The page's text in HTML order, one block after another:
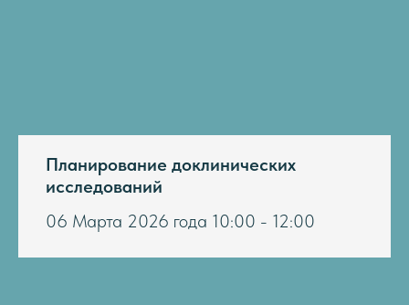
Планирование доклинических
исследований
06 Марта 2026 года 10:00 - 12:00